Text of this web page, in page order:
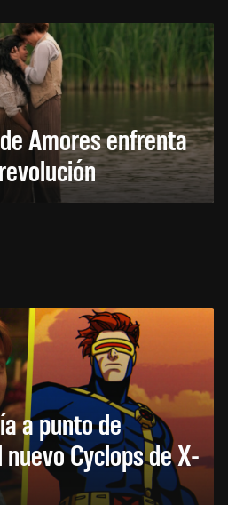
Amores enfrenta
a punto de
Cyclops de X-